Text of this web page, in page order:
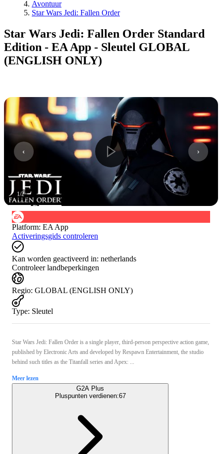
Avontuur
Star Wars Jedi: Fallen Order
Star Wars Jedi: Fallen Order Standard
Edition - EA App - Sleutel GLOBAL
(ENGLISH ONLY)
1/2
Platform: EA App
Activeringsgids controleren
Kan worden geactiveerd in: netherlands
Controleer landbeperkingen
Regio: GLOBAL (ENGLISH ONLY)
Type: Sleutel
Star Wars Jedi: Fallen Order is a single player, third-person perspective action game,
published by Electronic Arts and developed by Respawn Entertainment, the studio
behind such titles as the Titanfall series and Apex: ...
Meer lezen
G2A Plus
Pluspunten verdienen:67